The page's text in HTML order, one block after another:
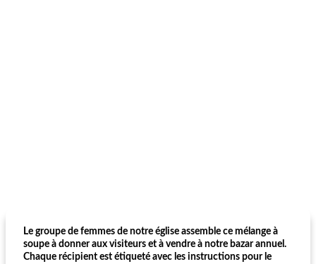
Le groupe de femmes de notre église assemble ce mélange à
soupe à donner aux visiteurs et à vendre à notre bazar annuel.
Chaque récipient est étiqueté avec les instructions pour le